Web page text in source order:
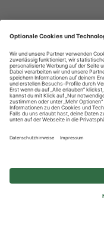
© 2026